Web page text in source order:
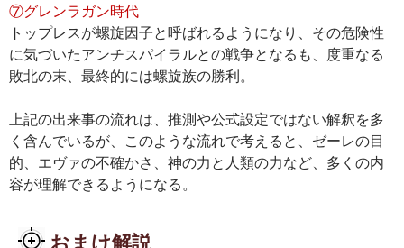
⑦グレンラガン時代
トップレスが螺旋因子と呼ばれるようになり、その危険性
に気づいたアンチスパイラルとの戦争となるも、度重なる
敗北の末、最終的には螺旋族の勝利。
上記の出来事の流れは、推測や公式設定ではない解釈を多
く含んでいるが、このような流れで考えると、ゼーレの目
的、エヴァの不確かさ、神の力と人類の力など、多くの内
容が理解できるようになる。
おまけ解説